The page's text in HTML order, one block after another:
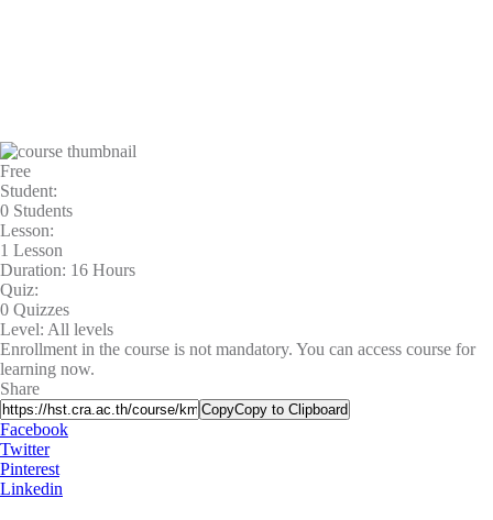
Free
Student:
0 Students
Lesson:
1 Lesson
Duration: 16 Hours
Quiz:
0 Quizzes
Level: All levels
Enrollment in the course is not mandatory. You can access course for
learning now.
Share
CopyCopy to Clipboard
Facebook
Twitter
Pinterest
Linkedin